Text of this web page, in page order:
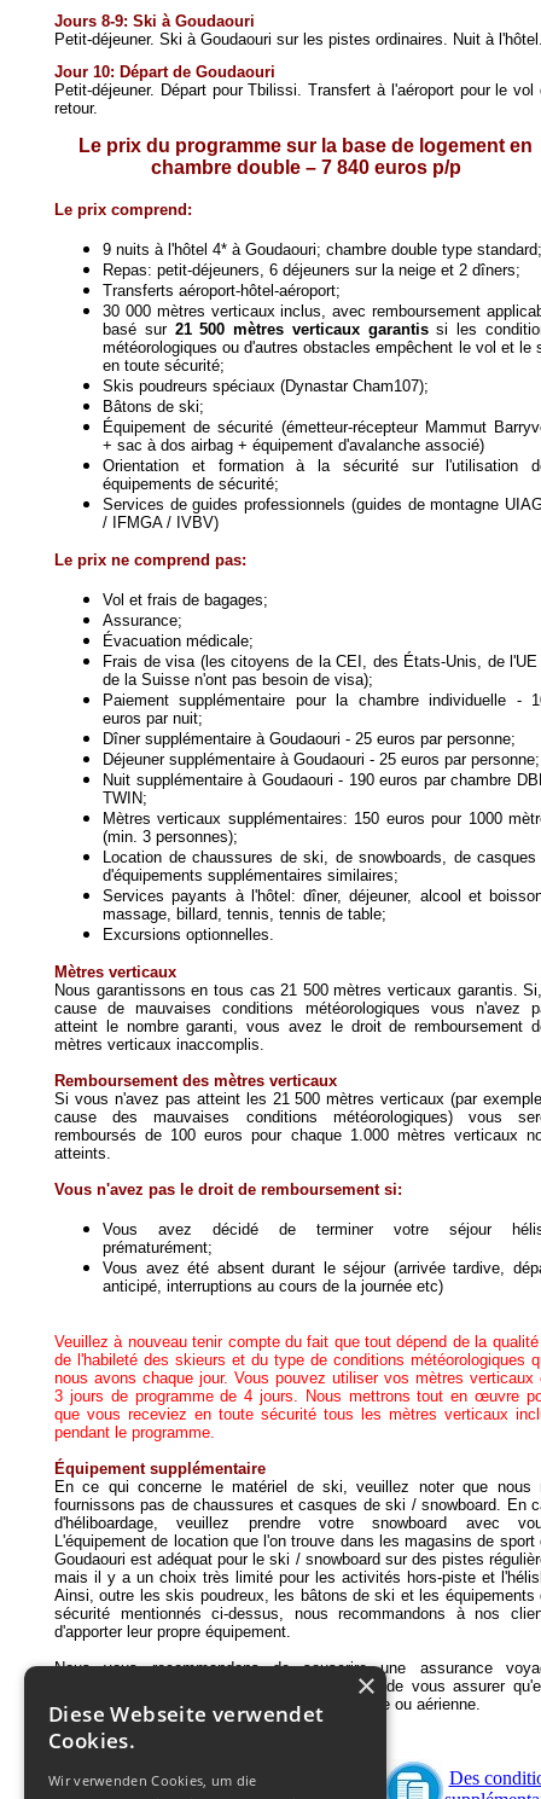
Jours 8-9: Ski à Goudaouri
Petit-déjeuner. Ski à Goudaouri sur les pistes ordinaires. Nuit à
Jour 10: Départ de Goudaouri
Petit-déjeuner. Départ pour Tbilissi.Transfert à l'aéroport pour le vol
retour.
Le prix du programme sur la base de logement en
chambre double – 7 840 euros p/p
Le prix comprend:
9 nuits à l'hôtel 4* à Goudaouri; chambre double type standard;
Repas: petit-déjeuners, 6 déjeuners sur la neige et 2 dîners;
Transferts aéroport-hôtel-aéroport;
30 000 mètres verticaux inclus, avec remboursement
basé sur 21 500 mètres verticaux garantissi les
météorologiques ou d'autres obstacles empêchent le vol et le
en toute sécurité;
Skis poudreurs spéciaux (Dynastar Cham107);
Bâtons de ski;
Équipement de sécurité (émetteur-récepteur Mammut
+ sac à dos airbag + équipement d'avalanche associé)
Orientation et formation à la sécurité sur l'utilisation
équipements de sécurité;
Services de guides professionnels (guides de montagne
/ IFMGA / IVBV)
Le prix ne comprend pas:
Vol et frais de bagages;
Assurance;
Évacuation médicale;
Frais de visa (les citoyens de la CEI, des États-Unis, de
de la Suisse n'ont pas besoin de visa);
Paiement supplémentaire pour la chambre individuelle -
euros par nuit;
Dîner supplémentaire à Goudaouri - 25 euros par personne;
Déjeuner supplémentaire à Goudaouri - 25 euros par personne;
Nuit supplémentaire à Goudaouri - 190 euros par chambre
TWIN;
Mètres verticaux supplémentaires: 150 euros pour 1000
(min. 3 personnes);
Location de chaussures de ski, de snowboards, de
d'équipements supplémentaires similaires;
Services payants à l'hôtel: dîner, déjeuner, alcool et
massage, billard, tennis, tennis de table;
Excursions optionnelles.
Mètres verticaux
Nous garantissons en tous cas 21 500 mètres verticaux garantis.
cause de mauvaises conditions météorologiques vous n'avez
atteint le nombre garanti, vous avez le droit de remboursement
mètres verticaux inaccomplis.
Remboursement des mètres verticaux
Si vous n'avez pas atteint les 21500mètres verticaux (par
cause des mauvaises conditions météorologiques) vous
remboursés de 100 euros pour chaque 1.000 mètres verticaux
atteints.
Vous n'avez pas le droit de remboursement si:
Vous avez décidé de terminer votre séjour
prématurément;
Vous avez été absent durant le séjour (arrivée tardive,
anticipé, interruptions au cours de la journée etc)
Veuillez à nouveau tenir compte du fait que tout dépend de la
de l'habileté des skieurs et du type de conditions météorologiques
nous avons chaque jour. Vous pouvez utiliser vos mètres verticaux
3 jours de programme de 4 jours. Nous mettrons tout en œuvre
que vous receviez en toute sécurité tous les mètres verticaux
pendant le programme.
Équipement supplémentaire
En ce qui concerne le matériel de ski, veuillez noter que nous
fournissons pas de chaussures et casques de ski / snowboard. En
d'héliboardage, veuillez prendre votre snowboard avec
L'équipement de location que l'on trouve dans les magasins de sport
Goudaouri est adéquat pour le ski / snowboard sur des pistes
mais il y a un choix très limité pour les activités hors-piste et
Ainsi, outre les skis poudreux, les bâtons de ski et les équipements
sécurité mentionnés ci-dessus, nous recommandons à nos
d'apporter leur propre équipement.
Nous vous recommandons de souscrire une assurance
médicale avant votre arrivée à Goudaouri et de vous assurer
comprend les transferts par ambulance terrestre ou aérienne.
Commander
Des
×
Diese Webseite verwendet
Cookies.
Wir verwenden Cookies, um die